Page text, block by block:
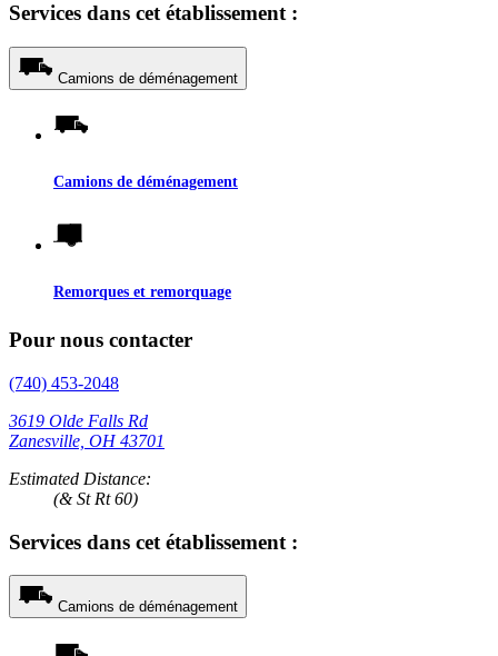
Services dans cet établissement :
Camions de déménagement
Camions de déménagement
Remorques et remorquage
Pour nous contacter
(740) 453-2048
3619 Olde Falls Rd
Zanesville, OH 43701
Estimated Distance:
(& St Rt 60)
Services dans cet établissement :
Camions de déménagement